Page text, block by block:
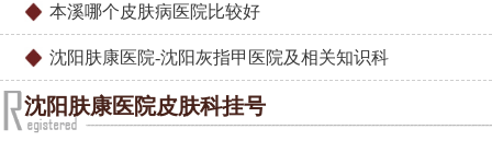
本溪哪个皮肤病医院比较好
沈阳肤康医院-沈阳灰指甲医院及相关知识科
沈阳肤康医院皮肤科挂号